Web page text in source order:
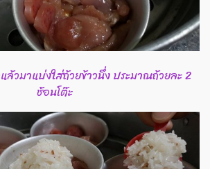
ล้วมาแบ่งใส่ถ้วยข้าวนึ่ง​ ประมาณถ้วยละ​ 2
ช้อนโต๊ะ